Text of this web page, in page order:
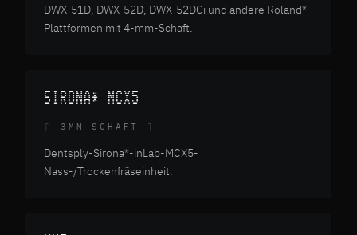
DWX-51D, DWX-52D, DWX-52DCi und andere Roland*-
Plattformen mit 4-mm-Schaft.
SIRONA* MCX5
3MM SCHAFT
Dentsply-Sirona*-inLab-MCX5-
Nass-/Trockenfräseinheit.